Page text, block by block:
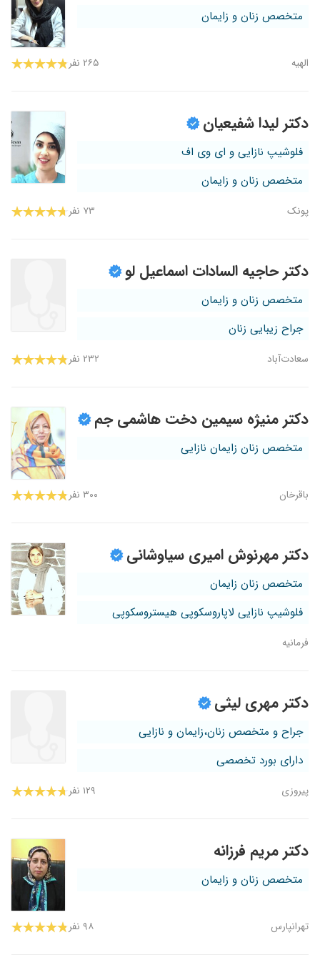
متخصص زنان و زایمان
الهیه ۲۶۵ نفر
دکتر لیدا شفیعیان
فلوشیپ نازایی و ای وی اف
متخصص زنان و زایمان
پونک ۷۳ نفر
دکتر حاجیه السادات اسماعیل لو
متخصص زنان و زایمان
جراح زیبایی زنان
سعادت‌آباد ۲۳۲ نفر
دکتر منیژه سیمین دخت هاشمی جم
متخصص زنان زایمان نازایی
باقرخان ۳۰۰ نفر
دکتر مهرنوش امیری سیاوشانی
متخصص زنان زایمان
فلوشیپ نازایی لاپاروسکوپی هیستروسکوپی
فرمانیه
دکتر مهری لیثی
جراح و متخصص زنان،زایمان و نازایی
دارای بورد تخصصی
پیروزی ۱۲۹ نفر
دکتر مریم فرزانه
متخصص زنان و زایمان
تهرانپارس ۹۸ نفر